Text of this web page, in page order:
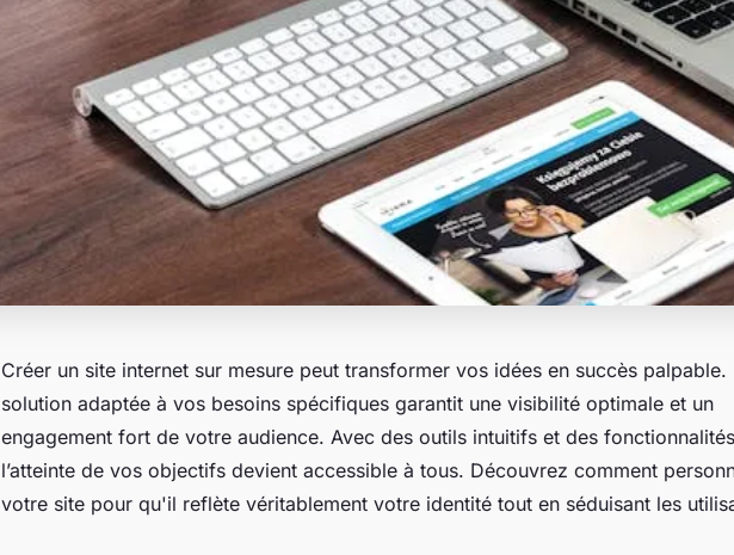
Créer un site internet sur mesure peut transformer vos idées en succès palpable.
solution adaptée à vos besoins spécifiques garantit une visibilité optimale et un
engagement fort de votre audience. Avec des outils intuitifs et des
l’atteinte de vos objectifs devient accessible à tous. Découvrez comment
votre site pour qu'il reflète véritablement votre identité tout en séduisant les